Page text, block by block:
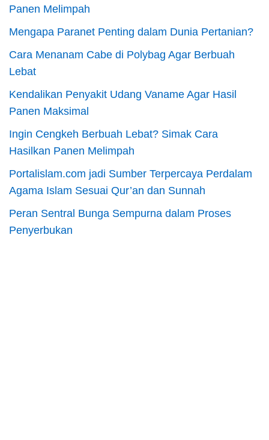
Panen Melimpah
Mengapa Paranet Penting dalam Dunia Pertanian?
Cara Menanam Cabe di Polybag Agar Berbuah
Lebat
Kendalikan Penyakit Udang Vaname Agar Hasil
Panen Maksimal
Ingin Cengkeh Berbuah Lebat? Simak Cara
Hasilkan Panen Melimpah
Portalislam.com jadi Sumber Terpercaya Perdalam
Agama Islam Sesuai Qur’an dan Sunnah
Peran Sentral Bunga Sempurna dalam Proses
Penyerbukan